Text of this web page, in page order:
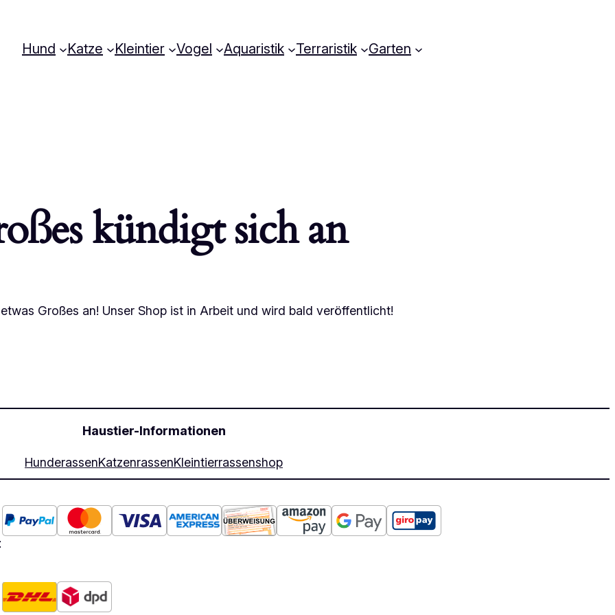
Hund Katze Kleintier Vogel Aquaristik Terraristik Garten
kündigt sich an
Großes an! Unser Shop ist in Arbeit und wird bald veröffentlicht!
Haustier-Informationen
HunderassenKatzenrassenKleintierrassenshop